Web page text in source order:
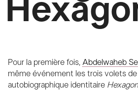
Pour la première fois, Abdelwaheb
même événement les trois volets
autobiographique identitaire